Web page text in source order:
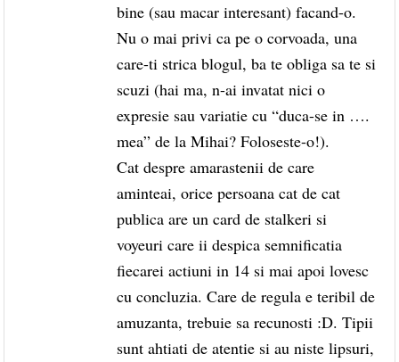
bine (sau macar interesant) facand-o.
Nu o mai privi ca pe o corvoada, una
care-ti strica blogul, ba te obliga sa te si
scuzi (hai ma, n-ai invatat nici o
expresie sau variatie cu “duca-se in ….
mea” de la Mihai? Foloseste-o!).
Cat despre amarastenii de care
aminteai, orice persoana cat de cat
publica are un card de stalkeri si
voyeuri care ii despica semnificatia
fiecarei actiuni in 14 si mai apoi lovesc
cu concluzia. Care de regula e teribil de
amuzanta, trebuie sa recunosti :D. Tipii
sunt ahtiati de atentie si au niste lipsuri,